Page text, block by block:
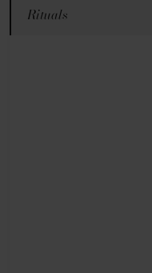
Moda Mujer
Rituals